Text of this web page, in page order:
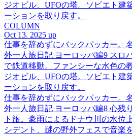
ジオビル、UFOの塔。ソビエト建
ーションを取り戻す。
COLUMN
Oct 13. 2025 up
仕事を辞めずにバックパッカー。
外一人旅日記 ヨーロッパ編9 スロ
で鉄道移動。ファンシーな水色の
ジオビル、UFOの塔。ソビエト建
ーションを取り戻す。
仕事を辞めずにバックパッカー。
外一人旅日記 ヨーロッパ編8 心残
ト旅。豪雨によるドナウ川の水位
シデント、謎の野外フェスで音楽